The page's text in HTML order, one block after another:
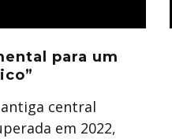
para um
central
em 2022,